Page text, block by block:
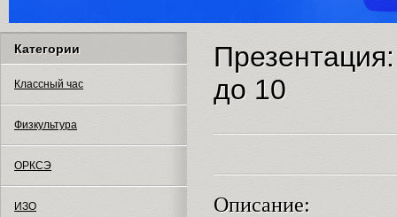
Категории
Классный час
Физкультура
ОРКСЭ
ИЗО
до 10
Описание: